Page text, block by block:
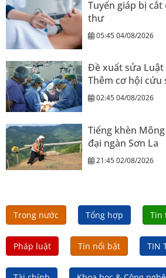
Tuyến giáp bị
thư
05:45 04/08/2026
Đề xuất sửa Luật
Thêm cơ hội cứu
02:45 04/08/2026
Tiếng khèn
đại ngàn Sơn La
21:45 02/08/2026
Trong nước Tổng hợp Tin
Pháp luật Tin nổi bật TIN